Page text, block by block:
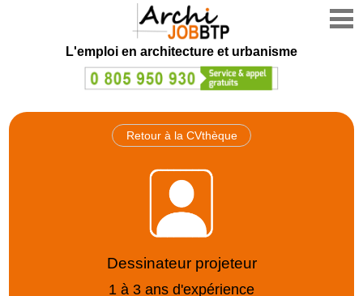
L'emploi en architecture et urbanisme
Retour à la CVthèque
Dessinateur projeteur
1 à 3 ans d'expérience